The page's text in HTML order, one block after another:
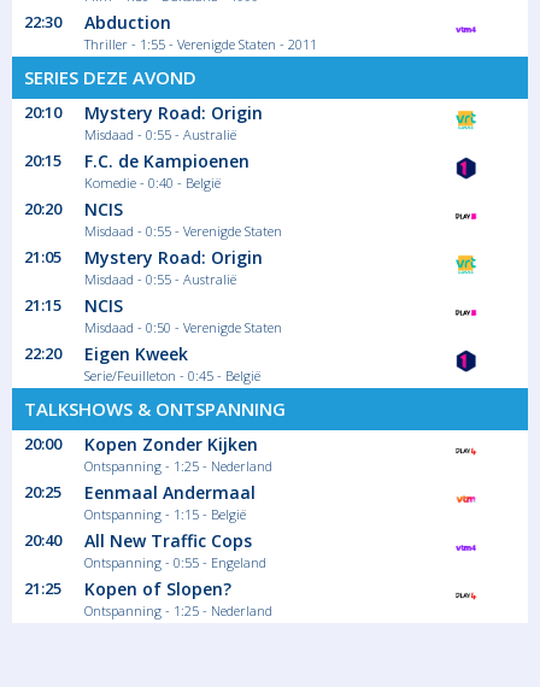
22:30 Abduction
Thriller - 1:55 - Verenigde Staten - 2011
SERIES DEZE AVOND
20:10 Mystery Road: Origin
Misdaad - 0:55 - Australië
20:15 F.C. de Kampioenen
Komedie - 0:40 - België
20:20 NCIS
Misdaad - 0:55 - Verenigde Staten
21:05 Mystery Road: Origin
Misdaad - 0:55 - Australië
21:15 NCIS
Misdaad - 0:50 - Verenigde Staten
22:20 Eigen Kweek
Serie/Feuilleton - 0:45 - België
TALKSHOWS & ONTSPANNING
20:00 Kopen Zonder Kijken
Ontspanning - 1:25 - Nederland
20:25 Eenmaal Andermaal
Ontspanning - 1:15 - België
20:40 All New Traffic Cops
Ontspanning - 0:55 - Engeland
21:25 Kopen of Slopen?
Ontspanning - 1:25 - Nederland